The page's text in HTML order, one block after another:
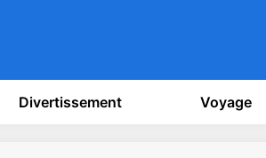
Divertissement Voyage